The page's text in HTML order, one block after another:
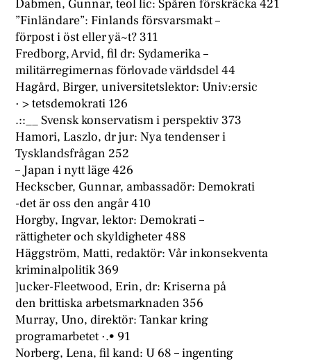
Dabmen, Gunnar, teol lic: Spåren förskräcka 421
”Finländare”: Finlands försvarsmakt –
förpost i öst eller yä~t? 311
Fredborg, Arvid, fil dr: Sydamerika –
militärregimernas förlovade världsdel 44
Hagård, Birger, universitetslektor: Univ:ersic
· > tetsdemokrati 126
.::__ Svensk konservatism i perspektiv 373
Hamori, Laszlo, dr jur: Nya tendenser i
Tysklandsfrågan 252
– Japan i nytt läge 426
Heckscber, Gunnar, ambassadör: Demokrati
-det är oss den angår 410
Horgby, Ingvar, lektor: Demokrati –
rättigheter och skyldigheter 488
Häggström, Matti, redaktör: Vår inkonsekventa
kriminalpolitik 369
]ucker-Fleetwood, Erin, dr: Kriserna på
den brittiska arbetsmarknaden 356
Murray, Uno, direktör: Tankar kring
programarbetet ·.• 91
Norberg, Lena, fil kand: U 68 – ingenting